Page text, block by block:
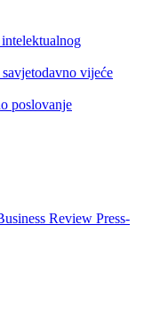
vijeće
poslovanje
Review Press-